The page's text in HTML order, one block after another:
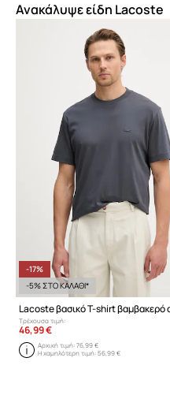
Ανακάλυψε είδη Lacoste
-17%
-5% ΣΤΟ ΚΑΛΑΘΙ*
Τρέχουσα τιμή:
46,99 €
Αρχική τιμή:76,99 €
Η χαμηλότερη τιμή:56,99 €